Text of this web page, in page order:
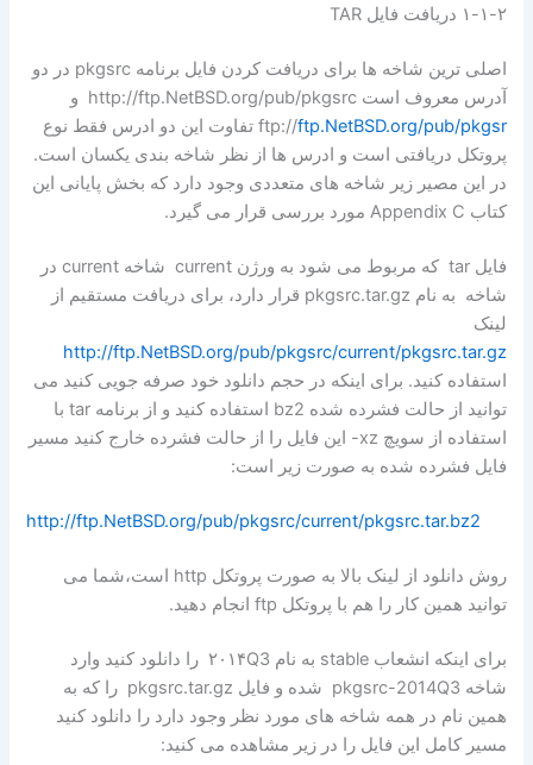
۱-۱-۲ دریافت فایل TAR
اصلی ترین شاخه ها برای دریافت کردن فایل برنامه pkgsrc در دو
آدرس معروف است http://ftp.NetBSD.org/pub/pkgsrc و
ftp://ftp.NetBSD.org/pub/pkgsr
تفاوت این دو ادرس فقط نوع
پروتکل دریافتی است و ادرس ها از نظر شاخه بندی یکسان است.
در این مصیر زیر شاخه های متعددی وجود دارد که بخش پایانی این
کتاب Appendix C مورد بررسی قرار می گیرد.
فایل tar که مربوط می شود به ورژن current شاخه current در
شاخه به نام pkgsrc.tar.gz قرار دارد، برای دریافت مستقیم از
لینک
http://ftp.NetBSD.org/pub/pkgsrc/current/pkgsrc.tar.gz
استفاده کنید. برای اینکه در حجم دانلود خود صرفه جویی کنید می
توانید از حالت فشرده شده bz2 استفاده کنید و از برنامه tar با
استفاده از سویچ xz- این فایل را از حالت فشرده خارج کنید مسیر
فایل فشرده شده به صورت زیر است:
http://ftp.NetBSD.org/pub/pkgsrc/current/pkgsrc.tar.bz2
روش دانلود از لینک بالا به صورت پروتکل http است،شما می
توانید همین کار را هم با پروتکل ftp انجام دهید.
برای اینکه انشعاب stable به نام ۲۰۱۴Q3 را دانلود کنید وارد
شاخه pkgsrc-2014Q3 شده و فایل pkgsrc.tar.gz را که به
همین نام در همه شاخه های مورد نظر وجود دارد را دانلود کنید
مسیر کامل این فایل را در زیر مشاهده می کنید: